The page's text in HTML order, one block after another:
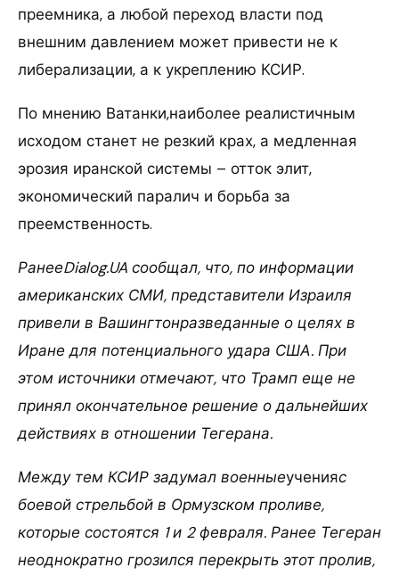
преемника, а любой переход власти под
внешним давлением может привести не к
либерализации, а к укреплению КСИР.
По мнению Ватанки,наиболее реалистичным
исходом станет не резкий крах, а медленная
эрозия иранской системы – отток элит,
экономический паралич и борьба за
преемственность.
РанееDialog.UA сообщал, что, по информации
американских СМИ, представители Израиля
привели в Вашингтонразведанные о целях в
Иране для потенциального удара США. При
этом источники отмечают, что Трамп еще не
принял окончательное решение о дальнейших
действиях в отношении Тегерана.
Между тем КСИР задумал военныеученияс
боевой стрельбой в Ормузском проливе,
которые состоятся 1 и 2 февраля. Ранее Тегеран
неоднократно грозился перекрыть этот пролив,